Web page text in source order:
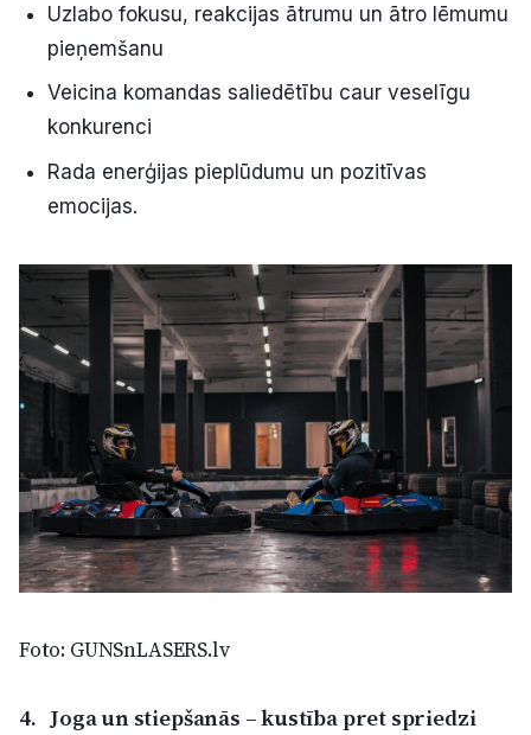
Uzlabo fokusu, reakcijas ātrumu un ātro lēmumu
pieņemšanu
Veicina komandas saliedētību caur veselīgu
konkurenci
Rada enerģijas pieplūdumu un pozitīvas
emocijas.
Foto: GUNSnLASERS.lv
4.Joga un stiepšanās – kustība pret spriedzi